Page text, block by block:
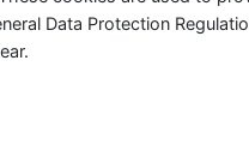
Data Protection